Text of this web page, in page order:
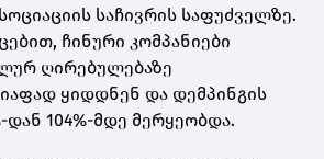
საჩივრის საფუძველზე.
ჩინური კომპანიები
ღირებულებაზე
ყიდდნენ და დემპინგის
დან 104%-მდე მერყეობდა.